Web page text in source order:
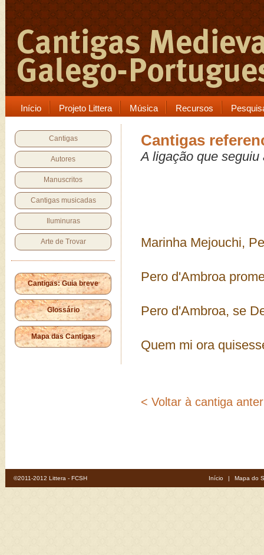
Início Projeto Littera Música Recursos
Cantigas
Autores
Manuscritos
Cantigas musicadas
Iluminuras
Arte de Trovar
Cantigas: Guia breve
Glossário
Mapa das Cantigas
Cantigas
A ligação que
Marinha Mejouchi,
Pero d'Ambroa
Pero d'Ambroa, se
Quem mi ora
< Voltar à cantiga
©2011-2012 Littera - FCSH Início | Mapa do